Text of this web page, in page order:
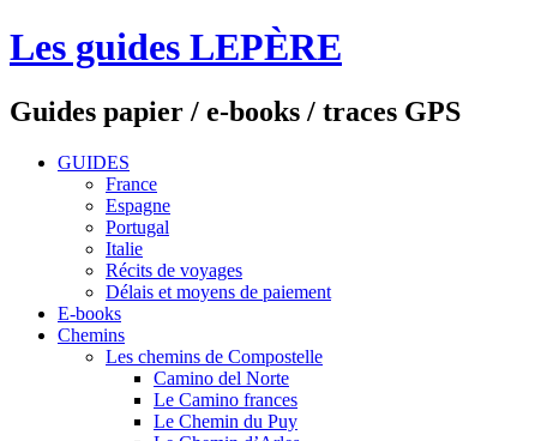
Les guides LEPÈRE
Guides papier / e-books / traces GPS
GUIDES
France
Espagne
Portugal
Italie
Récits de voyages
Délais et moyens de paiement
E-books
Chemins
Les chemins de Compostelle
Camino del Norte
Le Camino frances
Le Chemin du Puy